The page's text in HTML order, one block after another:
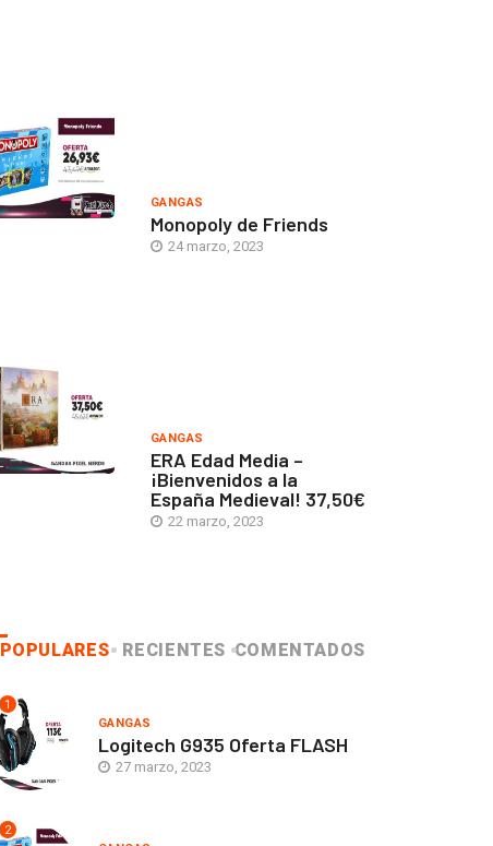
GANGAS
Monopoly de Friends
24 marzo, 2023
GANGAS
ERA Edad Media –
¡Bienvenidos a la
España Medieval! 37,50€
22 marzo, 2023
POPULARES RECIENTES COMENTADOS
1
GANGAS
Logitech G935 Oferta FLASH
27 marzo, 2023
2